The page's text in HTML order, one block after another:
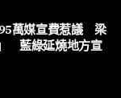
萬媒宣費惹議 梁
藍綠延燒地方宣